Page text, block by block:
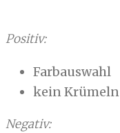
Positiv:
Farbauswahl
kein Krümeln
Negativ: